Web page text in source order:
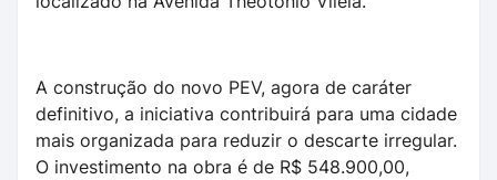
A construção do novo PEV, agora de caráter
definitivo, a iniciativa contribuirá para uma cidade
mais organizada para reduzir o descarte irregular.
O investimento na obra é de R$ 548.900,00,